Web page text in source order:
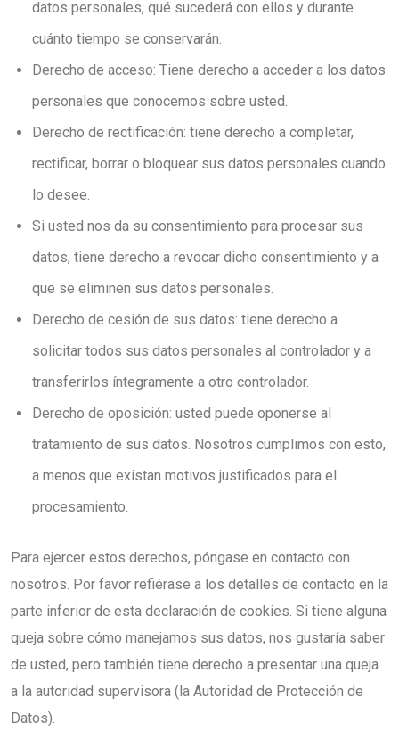
datos personales, qué sucederá con ellos y durante
cuánto tiempo se conservarán.
Derecho de acceso: Tiene derecho a acceder a los datos
personales que conocemos sobre usted.
Derecho de rectificación: tiene derecho a completar,
rectificar, borrar o bloquear sus datos personales cuando
lo desee.
Si usted nos da su consentimiento para procesar sus
datos, tiene derecho a revocar dicho consentimiento y a
que se eliminen sus datos personales.
Derecho de cesión de sus datos: tiene derecho a
solicitar todos sus datos personales al controlador y a
transferirlos íntegramente a otro controlador.
Derecho de oposición: usted puede oponerse al
tratamiento de sus datos. Nosotros cumplimos con esto,
a menos que existan motivos justificados para el
procesamiento.
Para ejercer estos derechos, póngase en contacto con
nosotros. Por favor refiérase a los detalles de contacto en la
parte inferior de esta declaración de cookies. Si tiene alguna
queja sobre cómo manejamos sus datos, nos gustaría saber
de usted, pero también tiene derecho a presentar una queja
a la autoridad supervisora (la Autoridad de Protección de
Datos).